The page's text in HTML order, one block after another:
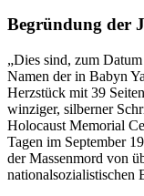
Begründung der
„Dies sind, zum
Namen der in Babyn
Herzstück mit 39
winziger, silberner
Holocaust Memorial
Tagen im September
der Massenmord von
nationalsozialistischen